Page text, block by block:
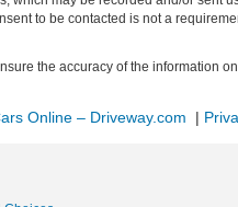
to be contacted is not a
the accuracy of the information
Online – Driveway.com |